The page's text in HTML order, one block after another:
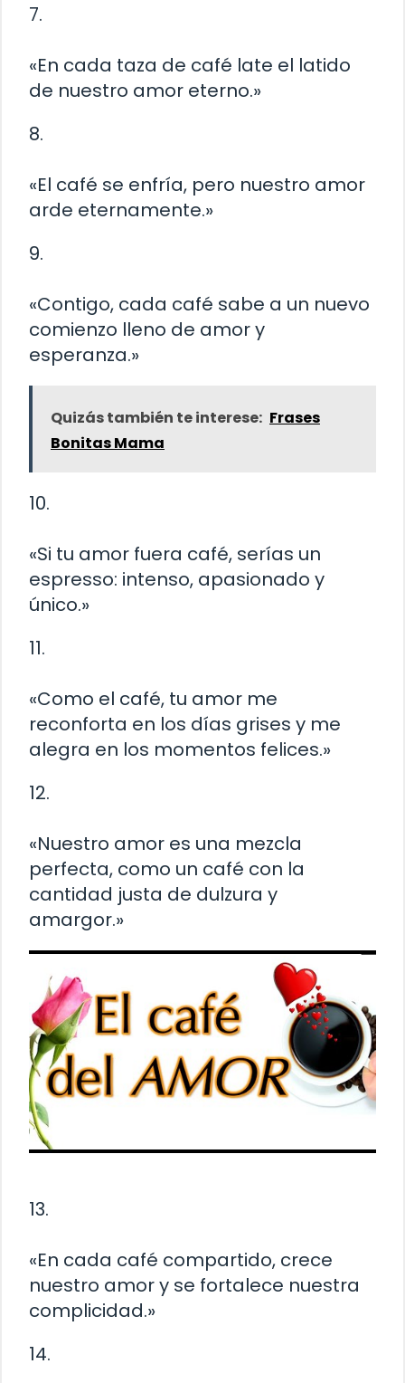
7.
«En cada taza de café late el latido
de nuestro amor eterno.»
8.
«El café se enfría, pero nuestro amor
arde eternamente.»
9.
«Contigo, cada café sabe a un nuevo
comienzo lleno de amor y
esperanza.»
Quizás también te interese: Frases
Bonitas Mama
10.
«Si tu amor fuera café, serías un
espresso: intenso, apasionado y
único.»
11.
«Como el café, tu amor me
reconforta en los días grises y me
alegra en los momentos felices.»
12.
«Nuestro amor es una mezcla
perfecta, como un café con la
cantidad justa de dulzura y
amargor.»
13.
«En cada café compartido, crece
nuestro amor y se fortalece nuestra
complicidad.»
14.